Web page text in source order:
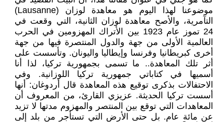
موضوعنا لهذا اليوم هو معاهدة لوزان (Lausanne)
التآمرية، والأصح معاهدة لوزان الثانية، التي وقعت في
24 تموز عام 1923 بين الأتراك المهزومين في الحرب
العالمية الأولى من جهة والدول المنتصرة فيها من جهة
أخرى كبريطانيا وفرنسا وإيطاليا واليونان. وتأسست على
أثر تلك المعاهدة.. ما تسمى بجمهورية تركيا، لذا أنا
أسميها في كتاباتي جمهورية تركيا اللوزانية. وفي
الاحتفالات بذكرى توقيع هذه المعاهدة قال أردوغان: أنها
أسست تركيا الحديثة. عزيزي القارئ، من المعروف أن
المعاهدات التي توقع بين المنتصر والمهزوم مدتها لا تزيد
عن مائة عام. بل حتى الأرض التي تستأجر من بلد إلى